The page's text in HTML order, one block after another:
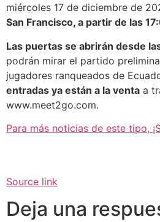
miércoles 17 de diciembre de
San Francisco, a partir de las
Las puertas se abrirán desde
podrán mirar el partido
jugadores ranqueados de
entradas ya están a la venta a
www.meet2go.com.
Para más noticias de este tipo,
Source link
Deja una